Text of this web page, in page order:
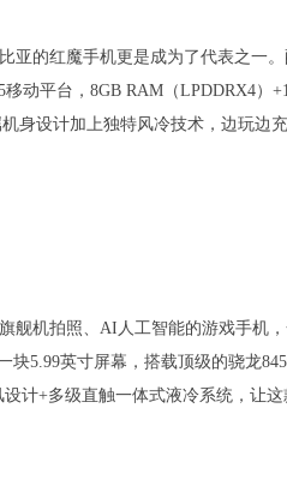
亚的红魔手机更是成为了代表之一。
动平台，8GB RAM（LPDDRX4）
身设计加上独特风冷技术，边玩边
舰机拍照、AI人工智能的游戏手机
5.99英寸屏幕，搭载顶级的骁龙845
计+多级直触一体式液冷系统，让